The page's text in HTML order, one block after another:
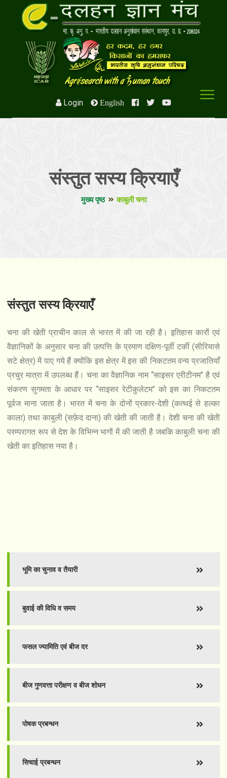
Login English
संस्तुत सस्य क्रियाएँ
मुख्य पृष्ठ काबुली चना
संस्तुत सस्य क्रियाएँ
चना की खेती प्राचीन काल से भारत में की जा रही है। इतिहास कारों एवं
वैज्ञानिकों के अनुसार चना की उत्पत्ति के प्रमाण दक्षिण-पूर्वी टर्की (सीरियासे
सटे क्षेत्र) में पाए गये हैं क्योंकि इस क्षेत्र में इस की निकटतम वन्य प्रजातियाँ
प्रचुर मात्रा में उपलब्ध हैं। चना का वैज्ञानिक नाम ‘‘साइसर एरीटीनम’’ है एवं
संकरण सुगमता के आधार पर ‘‘साइसर रेटीकुलेटम’’ को इस का निकटतम
पूर्वज माना जाता है। भारत में चना के दोनों प्रकार-देशी (कत्थई से हल्का
काला) तथा काबुली (सफ़ेद दाना) की खेती की जाती है। देशी चना की खेती
परम्परागत रूप से देश के विभिन्न भागों में की जाती है जबकि काबुली चना की
खेती का इतिहास नया है।
भूमि का चुनाव व तैयारी
बुवाई की विधि व समय
फसल ज्यामिति एवं बीज दर
बीज गुणवत्ता परीक्षण व बीज शोधन
पोषक प्रबन्धन
सिचाई प्रबन्धन